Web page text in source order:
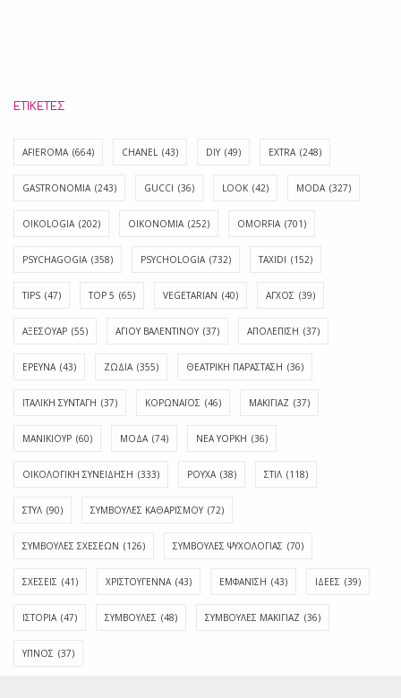
ΕΤΙΚΈΤΕΣ
AFIEROMA (664) CHANEL (43) DIY (49) EXTRA (248)
GASTRONOMIA (243) GUCCI (36) LOOK (42) MODA (327)
OIKOLOGIA (202) OIKONOMIA (252) OMORFIA (701)
PSYCHAGOGIA (358) PSYCHOLOGIA (732) TAXIDI (152)
TIPS (47) TOP 5 (65) VEGETARIAN (40) ΑΓΧΟΣ (39)
ΑΞΕΣΟΥΑΡ (55) ΑΓΊΟΥ ΒΑΛΕΝΤΊΝΟΥ (37) ΑΠΟΛΈΠΙΣΗ (37)
ΕΡΕΥΝΑ (43) ΖΩΔΙΑ (355) ΘΕΑΤΡΙΚΗ ΠΑΡΑΣΤΑΣΗ (36)
ΙΤΑΛΙΚΗ ΣΥΝΤΑΓΗ (37) ΚΟΡΩΝΑΪΟΣ (46) ΜΑΚΙΓΙΑΖ (37)
ΜΑΝΙΚΙΟΥΡ (60) ΜΟΔΑ (74) ΝΕΑ ΥΟΡΚΗ (36)
ΟΙΚΟΛΟΓΙΚΗ ΣΥΝΕΙΔΗΣΗ (333) ΡΟΥΧΑ (38) ΣΤΙΛ (118)
ΣΤΥΛ (90) ΣΥΜΒΟΥΛΕΣ ΚΑΘΑΡΙΣΜΟΥ (72)
ΣΥΜΒΟΥΛΕΣ ΣΧΕΣΕΩΝ (126) ΣΥΜΒΟΥΛΕΣ ΨΥΧΟΛΟΓΙΑΣ (70)
ΣΧΕΣΕΙΣ (41) ΧΡΙΣΤΟΥΓΕΝΝΑ (43) ΕΜΦΆΝΙΣΗ (43) ΙΔΈΕΣ (39)
ΙΣΤΟΡΊΑ (47) ΣΥΜΒΟΥΛΈΣ (48) ΣΥΜΒΟΥΛΈΣ ΜΑΚΙΓΙΆΖ (36)
ΎΠΝΟΣ (37)